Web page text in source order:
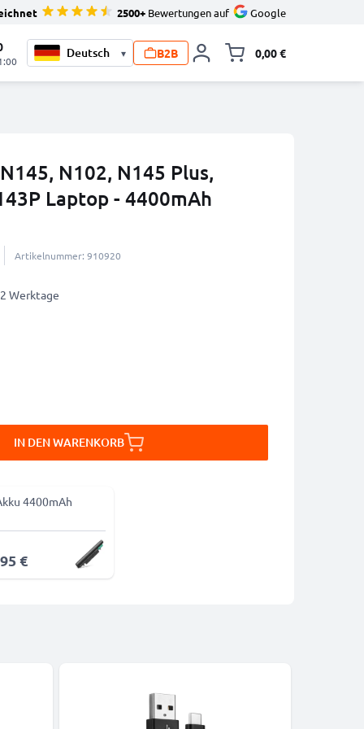
2500+ Bewertungen auf Google
▾ B2B 0,00 €
N102, N145 Plus,
Laptop - 4400mAh
Artikelnummer: 910920
Werktage
IN DEN WARENKORB
4400mAh
€